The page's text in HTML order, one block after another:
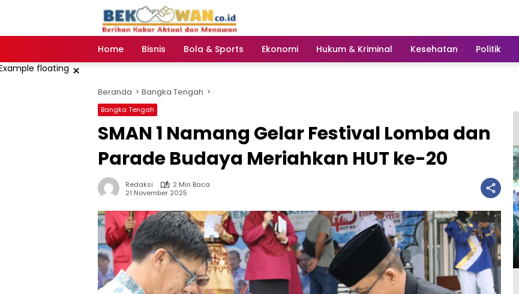
Home
Bisnis Bola & Sports Ekonomi Hukum & Kriminal Kesehatan Politik
×
Beranda Bangka Tengah
Bangka Tengah
‎SMAN 1 Namang Gelar Festival Lomba dan
Parade Budaya Meriahkan HUT ke-20 ‎
Redaksi
2 Min Baca
21 November 2025